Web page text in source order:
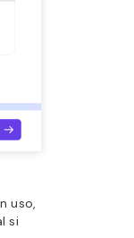
uso,
si